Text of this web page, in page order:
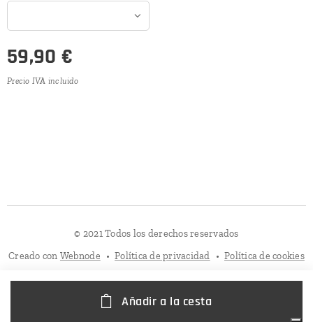
59,90 €
Precio IVA incluido
Añadir a la cesta
© 2021 Todos los derechos reservados
Creado con Webnode Política de privacidad Política de cookies